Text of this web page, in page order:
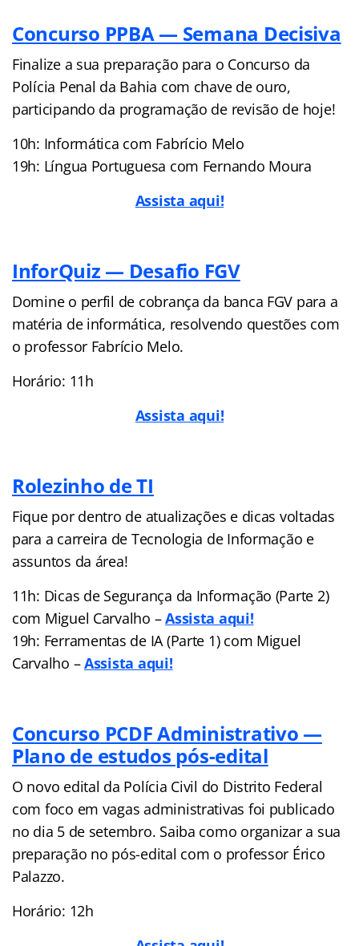
Concurso PPBA — Semana Decisiva
Finalize a sua preparação para o Concurso da
Polícia Penal da Bahia com chave de ouro,
participando da programação de revisão de hoje!
10h: Informática com Fabrício Melo
19h: Língua Portuguesa com Fernando Moura
Assista aqui!
InforQuiz — Desafio FGV
Domine o perfil de cobrança da banca FGV para a
matéria de informática, resolvendo questões com
o professor Fabrício Melo.
Horário: 11h
Assista aqui!
Rolezinho de TI
Fique por dentro de atualizações e dicas voltadas
para a carreira de Tecnologia de Informação e
assuntos da área!
11h: Dicas de Segurança da Informação (Parte 2)
com Miguel Carvalho –Assista aqui!
19h: Ferramentas de IA (Parte 1) com Miguel
Carvalho –Assista aqui!
Concurso PCDF Administrativo —
Plano de estudos pós-edital
O novo edital da Polícia Civil do Distrito Federal
com foco em vagas administrativas foi publicado
no dia 5 de setembro. Saiba como organizar a sua
preparação no pós-edital com o professor Érico
Palazzo.
Horário: 12h